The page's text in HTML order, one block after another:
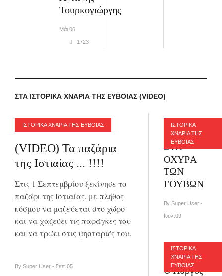
Τουρκογιώργης
Μάι.06
1723
ΣΤΑ ΙΣΤΟΡΙΚΑ ΧΝΑΡΙΑ ΤΗΣ ΕΥΒΟΙΑΣ (VIDEO)
ΙΣΤΟΡΙΚΑ ΧΝΑΡΙΑ ΤΗΣ ΕΥΒΟΙΑΣ
(VIDEO) Τα παζάρια
της Ιστιαίας ... !!!!
Στις 1 Σεπτεμβρίου ξεκίνησε το
παζάρι της Ιστιαίας, με πλήθος
κόσμου να μαζεύεται στο χώρο
και να χαζεύει τις παράγκες του
και να τρώει στις ψησταριές του.
By Super User - Σεπ.05
ΙΣΤΟΡΙΚΑ
ΧΝΑΡΙΑ ΤΗΣ
ΕΥΒΟΙΑΣ
ΣΤA
ΟΧΥΡA
ΤΩΝ
ΓΟΥΒΩΝ
By Super User -
Ιουλ.09
ΙΣΤΟΡΙΚΑ
ΧΝΑΡΙΑ ΤΗΣ
ΕΥΒΟΙΑΣ
Ο Πύργος